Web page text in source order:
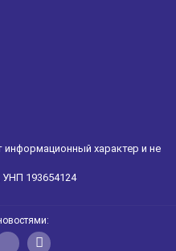
информационный характер и не
193654124